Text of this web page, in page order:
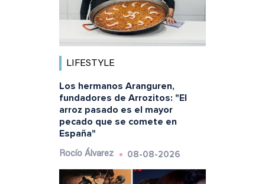
LIFESTYLE
Los hermanos Aranguren,
fundadores de Arrozitos: "El
arroz pasado es el mayor
pecado que se comete en
España"
Rocío Álvarez 08-08-2026